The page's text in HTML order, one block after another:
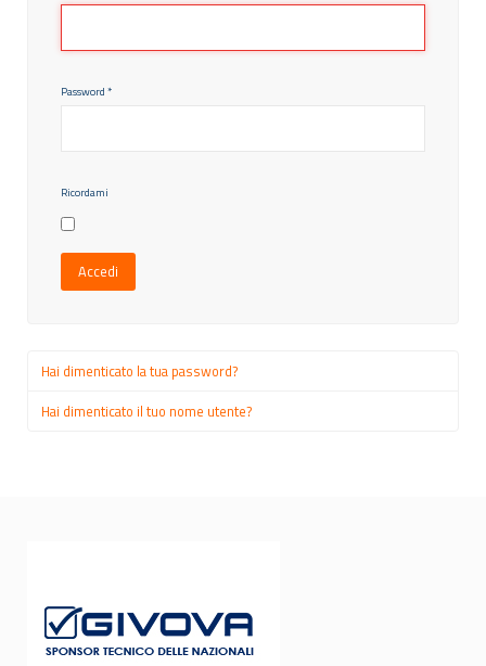
Password*
Ricordami
Accedi
Hai dimenticato la tua password?
Hai dimenticato il tuo nome utente?